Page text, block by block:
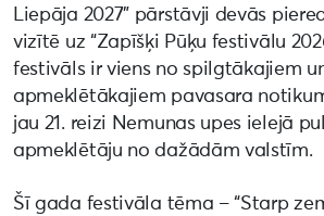
Liepāja 2027” pārstāvji devās
vizītē uz “Zapīšķi Pūķu festivālu
festivāls ir viens no spilgtākajiem
apmeklētākajiem pavasara
jau 21. reizi Nemunas upes ielejā
apmeklētāju no dažādām valstīm.
Šī gada festivāla tēma – “Starp